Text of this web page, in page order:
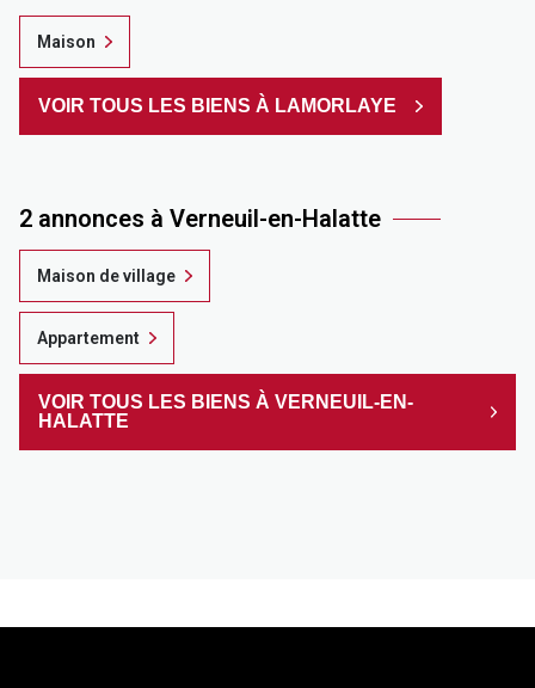
Maison
VOIR TOUS LES BIENS À LAMORLAYE
2 annonces à Verneuil-en-Halatte
Maison de village
Appartement
VOIR TOUS LES BIENS À VERNEUIL-EN-
HALATTE